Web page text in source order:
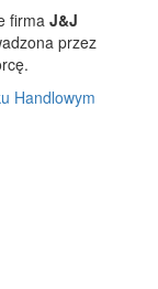
firma J&J
przez
Handlowym